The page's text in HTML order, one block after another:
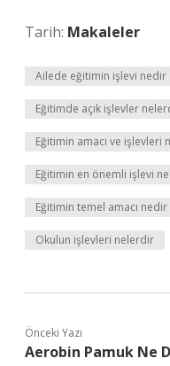
Tarih: Makaleler
Ailede eğitimin işlevi nedir
Eğitimde açık işlevler
Eğitimin amacı ve işlevleri
Eğitimin en önemli işlevi
Eğitimin temel amacı nedir
Okulun işlevleri nelerdir
Önceki Yazı
Aerobin Pamuk Ne